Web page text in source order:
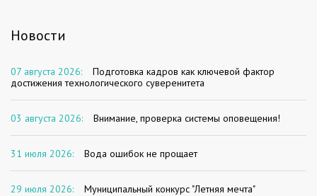
Новости
07 августа 2026:
Подготовка кадров как ключевой фактор
достижения технологического суверенитета
03 августа 2026: Внимание, проверка системы оповещения!
31 июля 2026: Вода ошибок не прощает
29 июля 2026: Муниципальный конкурс "Летняя мечта"